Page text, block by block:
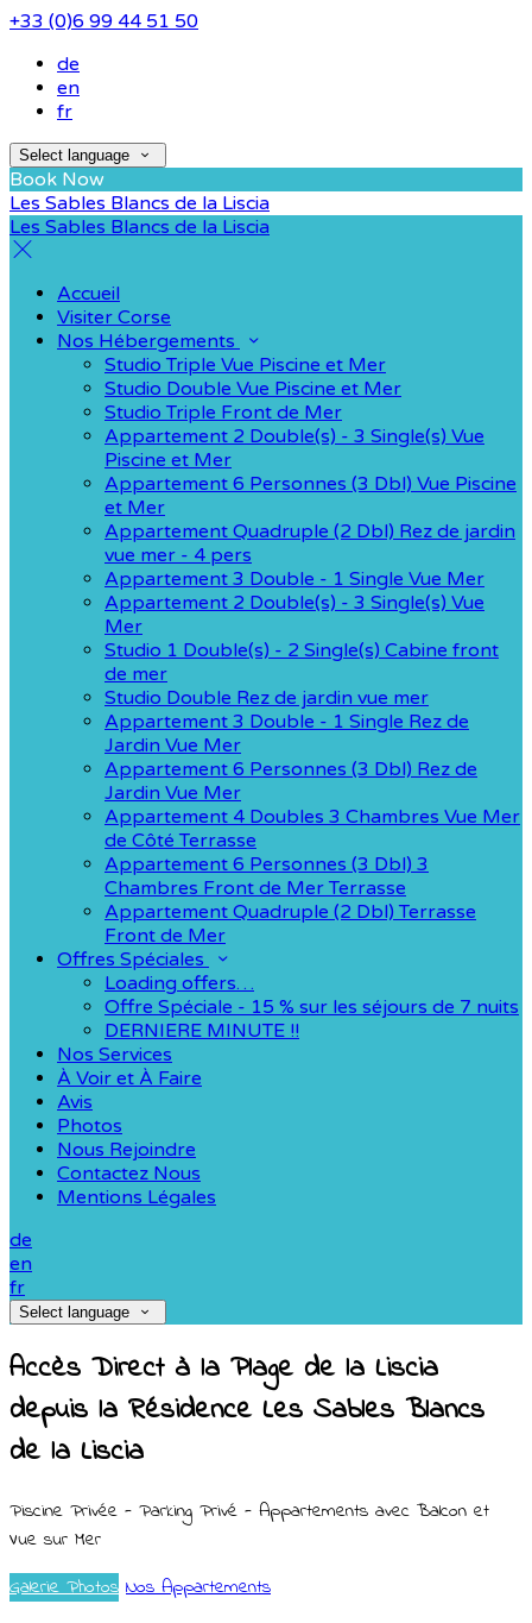
+33 (0)6 99 44 51 50
de
en
fr
Select language
Book Now
Les Sables Blancs de la Liscia
Les Sables Blancs de la Liscia
Accueil
Visiter Corse
Nos Hébergements
Studio Triple Vue Piscine et Mer
Studio Double Vue Piscine et Mer
Studio Triple Front de Mer
Appartement 2 Double(s) - 3 Single(s) Vue
Piscine et Mer
Appartement 6 Personnes (3 Dbl) Vue Piscine
et Mer
Appartement Quadruple (2 Dbl) Rez de jardin
vue mer - 4 pers
Appartement 3 Double - 1 Single Vue Mer
Appartement 2 Double(s) - 3 Single(s) Vue
Mer
Studio 1 Double(s) - 2 Single(s) Cabine front
de mer
Studio Double Rez de jardin vue mer
Appartement 3 Double - 1 Single Rez de
Jardin Vue Mer
Appartement 6 Personnes (3 Dbl) Rez de
Jardin Vue Mer
Appartement 4 Doubles 3 Chambres Vue Mer
de Côté Terrasse
Appartement 6 Personnes (3 Dbl) 3
Chambres Front de Mer Terrasse
Appartement Quadruple (2 Dbl) Terrasse
Front de Mer
Offres Spéciales
Loading offers…
Offre Spéciale - 15 % sur les séjours de 7 nuits
DERNIERE MINUTE !!
Nos Services
À Voir et À Faire
Avis
Photos
Nous Rejoindre
Contactez Nous
Mentions Légales
de
en
fr
Select language
Accès Direct à la Plage de la Liscia
depuis la Résidence Les Sables Blancs
de la Liscia
Piscine Privée - Parking Privé - Appartements avec Balcon et
Vue sur Mer
Galerie Photos Nos Appartements